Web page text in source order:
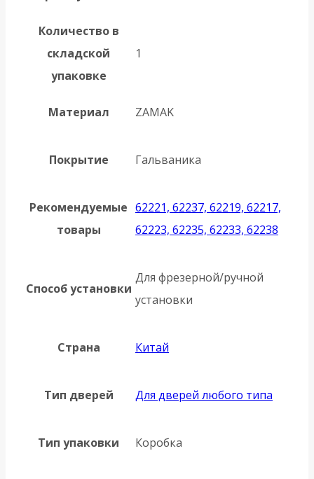
Количество в
складской
упаковке
1
Материал ZAMAK
Покрытие Гальваника
Рекомендуемые
товары
62221, 62237, 62219, 62217,
62223, 62235, 62233, 62238
Способ установки
Для фрезерной/ручной
установки
Страна Китай
Тип дверей Для дверей любого типа
Тип упаковки Коробка